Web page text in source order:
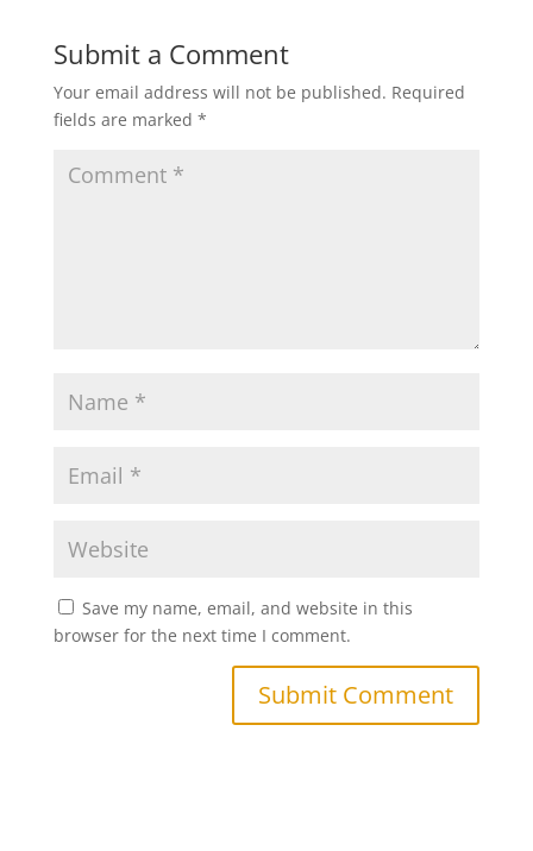
Submit a Comment
Your email address will not be published. Required
fields are marked *
Save my name, email, and website in this
browser for the next time I comment.